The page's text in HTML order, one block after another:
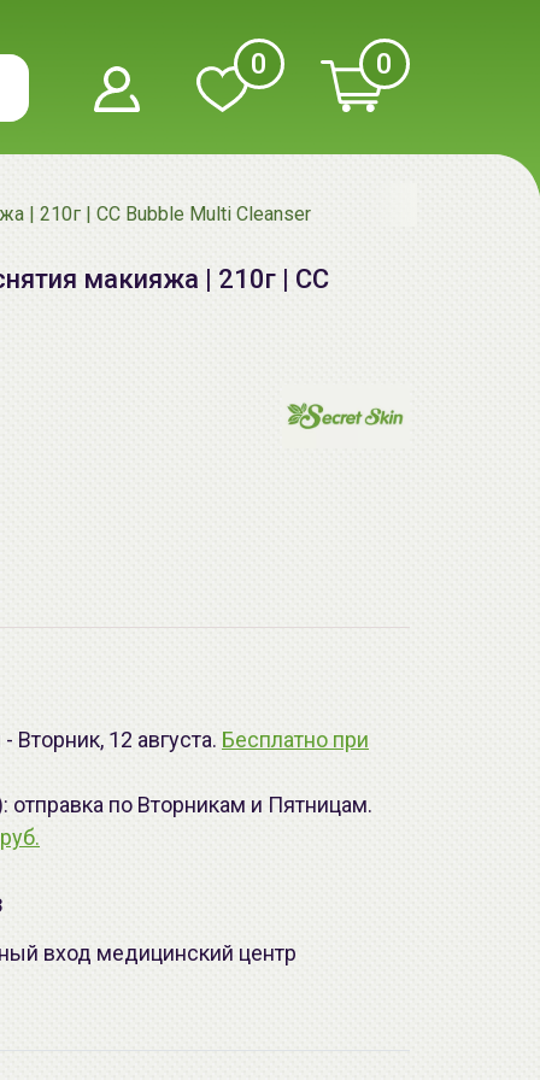
0 0
| 210г | CC Bubble Multi Cleanser
макияжа | 210г | CC
12 августа. Бесплатно при
отправка по Вторникам и Пятницам.
вход медицинский центр